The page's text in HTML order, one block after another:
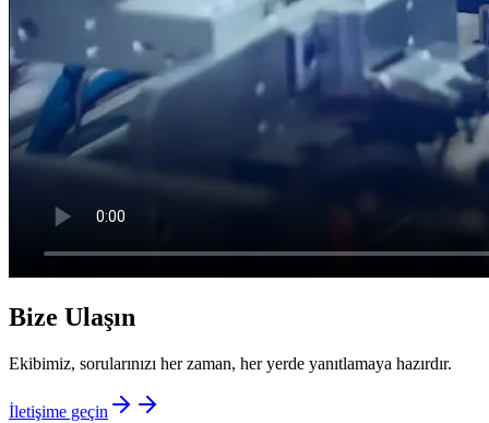
Bize Ulaşın
Ekibimiz, sorularınızı her zaman, her yerde yanıtlamaya hazırdır.
İletişime geçin